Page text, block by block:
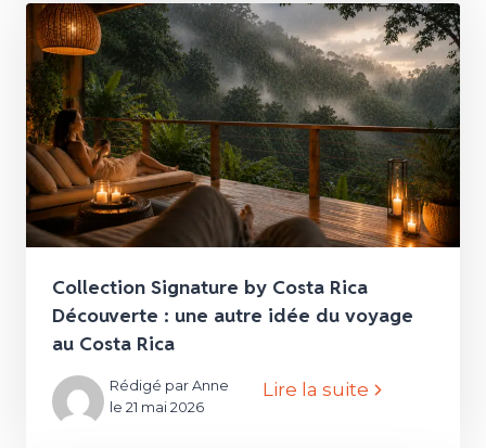
Collection Signature by Costa Rica
Découverte : une autre idée du voyage
au Costa Rica
Rédigé par Anne
le 21 mai 2026
Lire la suite